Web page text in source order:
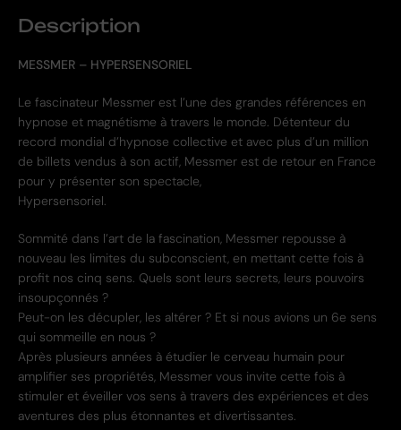
Description
MESSMER – HYPERSENSORIEL
Le fascinateur Messmer est l’une des grandes références en
hypnose et magnétisme à travers le monde. Détenteur du
record mondial d’hypnose collective et avec plus d’un million
de billets vendus à son actif, Messmer est de retour en France
pour y présenter son spectacle,
Hypersensoriel.
Sommité dans l’art de la fascination, Messmer repousse à
nouveau les limites du subconscient, en mettant cette fois à
profit nos cinq sens. Quels sont leurs secrets, leurs pouvoirs
insoupçonnés ?
Peut-on les décupler, les altérer ? Et si nous avions un 6e sens
qui sommeille en nous ?
Après plusieurs années à étudier le cerveau humain pour
amplifier ses propriétés, Messmer vous invite cette fois à
stimuler et éveiller vos sens à travers des expériences et des
aventures des plus étonnantes et divertissantes.